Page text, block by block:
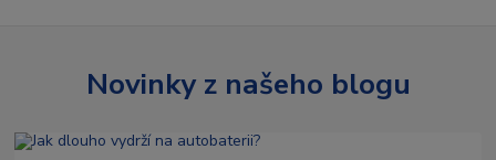
Novinky z našeho blogu